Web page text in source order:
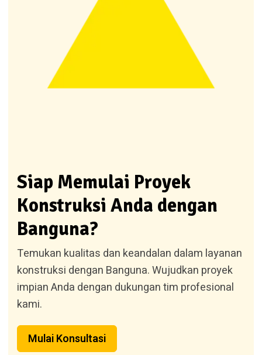
Siap Memulai Proyek
Konstruksi Anda dengan
Banguna?
Temukan kualitas dan keandalan dalam layanan
konstruksi dengan Banguna. Wujudkan proyek
impian Anda dengan dukungan tim profesional
kami.
Mulai Konsultasi